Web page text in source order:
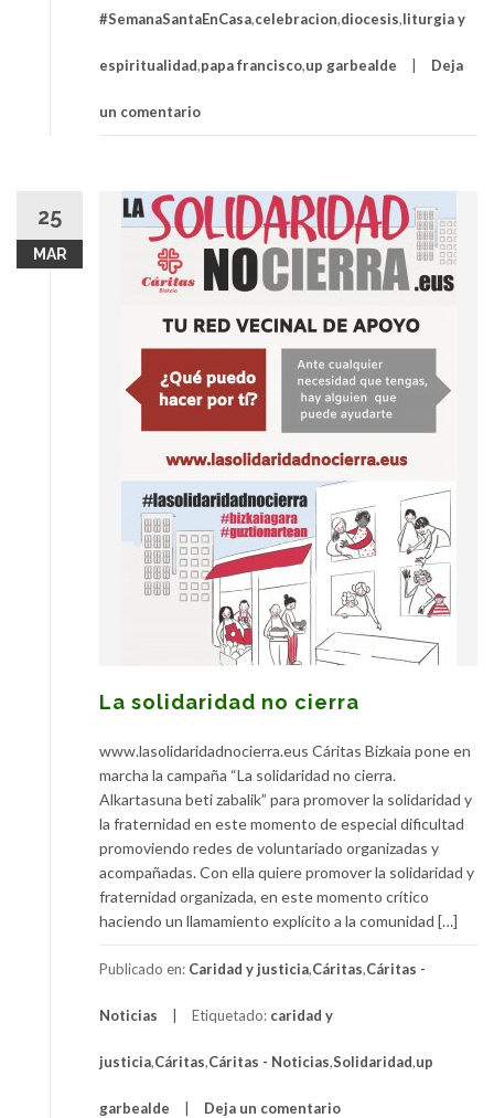
#SemanaSantaEnCasa,celebracion,diocesis,liturgia y
espiritualidad,papa francisco,up garbealde Deja
un comentario
25
MAR
La solidaridad no cierra
www.lasolidaridadnocierra.eus Cáritas Bizkaia pone en
marcha la campaña “La solidaridad no cierra.
Alkartasuna beti zabalik” para promover la solidaridad y
la fraternidad en este momento de especial dificultad
promoviendo redes de voluntariado organizadas y
acompañadas. Con ella quiere promover la solidaridad y
fraternidad organizada, en este momento crítico
haciendo un llamamiento explícito a la comunidad […]
Publicado en: Caridad y justicia,Cáritas,Cáritas -
Noticias Etiquetado: caridad y
justicia,Cáritas,Cáritas - Noticias,Solidaridad,up
garbealde Deja un comentario